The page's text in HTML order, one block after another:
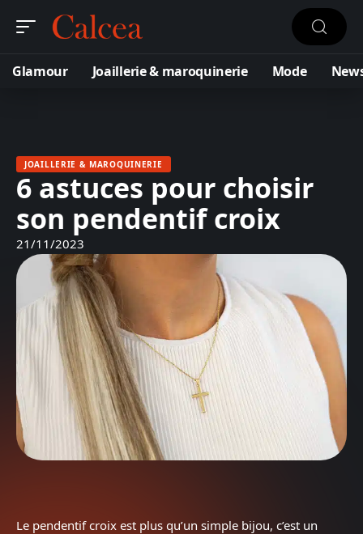
Glamour Joaillerie & maroquinerie Mode
JOAILLERIE & MAROQUINERIE
6 astuces pour choisir
son pendentif croix
21/11/2023
Le pendentif croix est plus qu’un simple bijou, c’est un